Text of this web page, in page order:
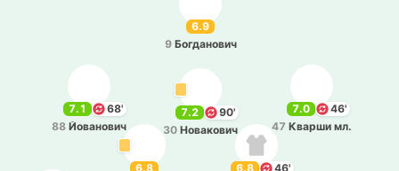
7.2
90'
30 Но­ва­ко­вич
7.1
68'
88 Йо­ва­но­вич
6.8
7.0
46'
47 Кварши мл.
6.8
46'
6.9
9 Бо­гда­но­вич